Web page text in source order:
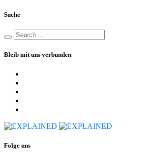
Suche
Bleib mit uns verbunden
Folge uns